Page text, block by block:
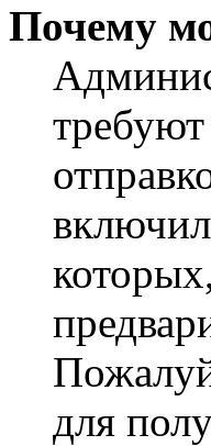
Почему
для